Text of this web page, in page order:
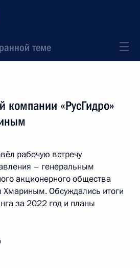
теме
компании «РусГидро»
рабочую встречу
– генеральным
акционерного общества
Хмариным. Обсуждались итоги
за 2022 год и планы